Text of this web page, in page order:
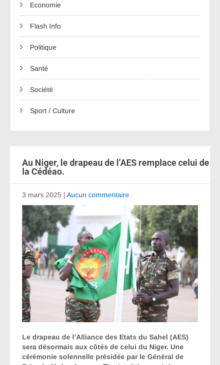
Economie
Flash Info
Politique
Santé
Société
Sport / Culture
Au Niger, le drapeau de l’AES remplace celui de
la Cédéao.
3 mars 2025 | Aucun commentaire
Le drapeau de l’Alliance des Etats du Sahel (AES)
sera désormais aux côtés de celui du Niger. Une
cérémonie solennelle présidée par le Général de